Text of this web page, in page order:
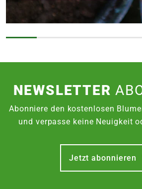
NEWSLETTER
Abonniere den kostenlosen
und verpasse keine Neuigkeit
Jetzt abonnieren